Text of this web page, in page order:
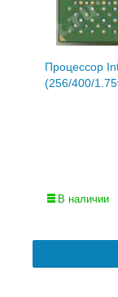
Процессор
(256/400/
В наличии